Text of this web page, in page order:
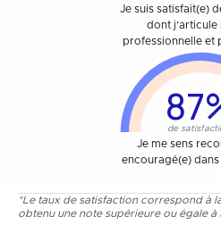
Je suis satisfait(e)
dont j’articule
professionnelle et
de
Je me sens
encouragé(e)
*Le taux de satisfaction correspond à
obtenu une note supérieure ou égale à